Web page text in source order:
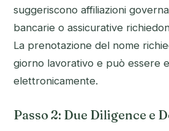
suggeriscono affiliazioni
bancarie o assicurative
La prenotazione del nome
giorno lavorativo e può essere
elettronicamente.
Passo 2: Due Diligence e